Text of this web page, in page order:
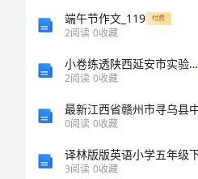
端午节作文_119 付费
2阅读 0收藏
小卷练透陕西延安市实验中学物理北师大版八年级（下册）第七章运动和力专题攻克试卷（详解版）
2阅读 0收藏
0阅读 0收藏
3阅读 0收藏